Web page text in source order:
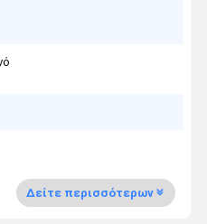
Δείτε περισσότερων